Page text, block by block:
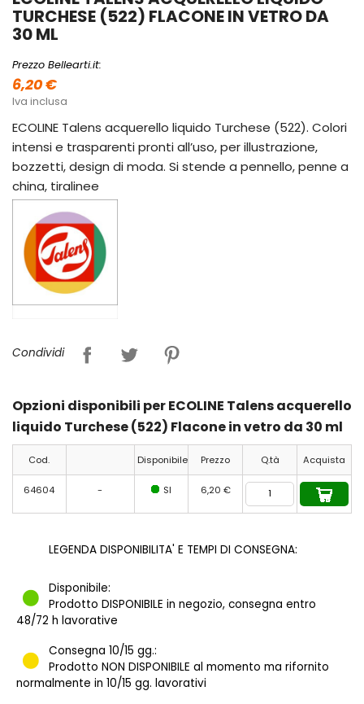
TURCHESE (522) FLACONE IN VETRO DA
30 ML
Prezzo Bellearti.it:
6,20 €
Iva inclusa
ECOLINE Talens acquerello liquido Turchese (522). Colori
intensi e trasparenti pronti all’uso, per illustrazione,
bozzetti, design di moda. Si stende a pennello, penne a
china, tiralinee
Condividi
Opzioni disponibili per ECOLINE Talens acquerello
liquido Turchese (522) Flacone in vetro da 30 ml
Cod. Disponibile Prezzo Q.tà Acquista
64604 - SI 6,20 €
LEGENDA DISPONIBILITA' E TEMPI DI CONSEGNA:
Disponibile:
Prodotto DISPONIBILE in negozio, consegna entro
48/72 h lavorative
Consegna 10/15 gg.:
Prodotto NON DISPONIBILE al momento ma rifornito
normalmente in 10/15 gg. lavorativi